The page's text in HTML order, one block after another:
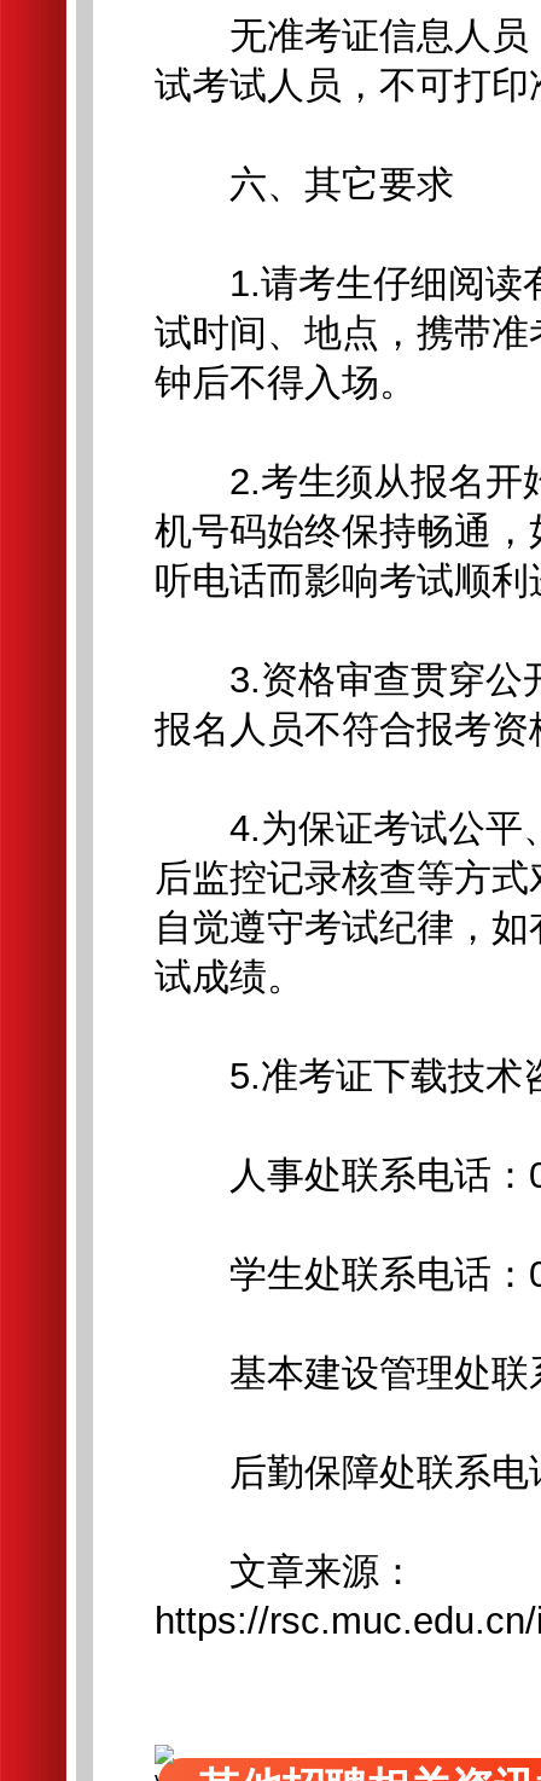
无准考证信息人员
试考试人员，不可打印
六、其它要求
1.请考生仔细阅读
试时间、地点，携带
钟后不得入场。
2.考生须从报名开
机号码始终保持畅通
听电话而影响考试顺
3.资格审查贯穿公
报名人员不符合报考
4.为保证考试公平
后监控记录核查等方
自觉遵守考试纪律，
试成绩。
5.准考证下载技术
人事处联系电话：
学生处联系电话：
基本建设管理处联
后勤保障处联系电
文章来源：
https://